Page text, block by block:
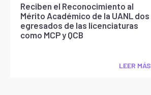
Reciben el Reconocimiento al
Mérito Académico de la UANL dos
egresados de las licenciaturas
como MCP y QCB
LEER MÁS